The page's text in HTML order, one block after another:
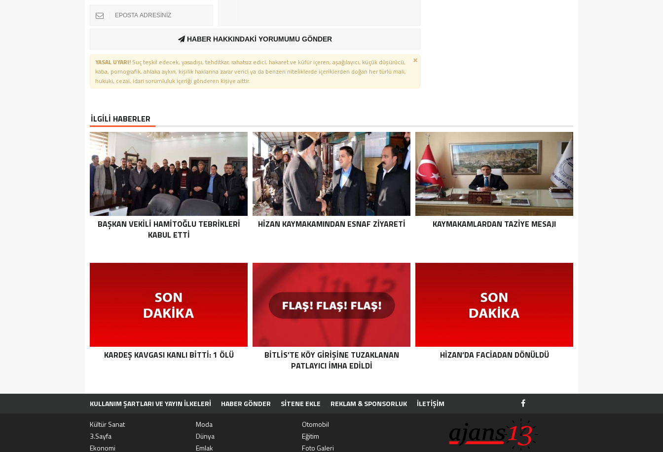
HABER HAKKINDAKİ YORUMUMU GÖNDER
YASAL UYARI! Suç teşkil edecek, yasadışı, tehditkar, rahatsız edici, hakaret ve küfür içeren, aşağılayıcı, küçük düşürücü,
kaba, pornografik, ahlaka aykırı, kişilik haklarına zarar verici ya da benzeri niteliklerde içeriklerden doğan her türlü mali,
hukuki, cezai, idari sorumluluk içeriği gönderen kişiye aittir.
İLGİLİ HABERLER
BAŞKAN VEKILI HAMITOĞLU TEBRIKLERI
KABUL ETTI
HIZAN KAYMAKAMINDAN ESNAF ZIYARETI KAYMAKAMLARDAN TAZIYE MESAJI
KARDEŞ KAVGASI KANLI BITTI: 1 ÖLÜ
BITLIS’TE KÖY GIRIŞINE TUZAKLANAN
PATLAYICI IMHA EDILDI
HIZAN’DA FACIADAN DÖNÜLDÜ
KULLANIM ŞARTLARI VE YAYIN İLKELERI HABER GÖNDER SİTENE EKLE REKLAM & SPONSORLUK
İLETIŞIM
TÜM MANŞET HABERLERI
MOVIEBOX APP
Kültür Sanat Moda
Otomobil
3.Sayfa
Dünya
Eğitim
Ekonomi
Emlak Foto Galeri